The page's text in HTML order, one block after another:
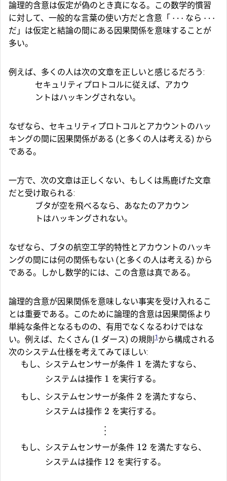
論理的含意は仮定が偽のとき真になる。この数学的慣習
に対して、一般的な言葉の使い方だと含意「 ⋯ なら ⋯
だ」は仮定と結論の間にある因果関係を意味することが
多い。
例えば、多くの人は次の文章を正しいと感じるだろう:
セキュリティプロトコルに従えば、アカウ
ントはハッキングされない。
なぜなら、セキュリティプロトコルとアカウントのハッ
キングの間に因果関係がある (と多くの人は考える) から
である。
一方で、次の文章は正しくない、もしくは馬鹿げた文章
だと受け取られる:
ブタが空を飛べるなら、あなたのアカウン
トはハッキングされない。
なぜなら、ブタの航空工学的特性とアカウントのハッキ
ングの間には何の関係もない (と多くの人は考える) から
である。しかし数学的には、この含意は真である。
論理的含意が因果関係を意味しない事実を受け入れるこ
とは重要である。このために論理的含意は因果関係より
単純な条件となるものの、有用でなくなるわけではな
い。例えば、たくさん (1 ダース) の規則 1 から構成される
次のシステム仕様を考えてみてほしい:
もし、
もし、
もし、
システムセンサーが条件 1 を満たすなら、
システムは操作 1 を実行する。
システムセンサーが条件 2 を満たすなら、
システムは操作 2 を実行する。
⋮
システムセンサーが条件 12 を満たすなら、
システムは操作 12 を実行する。